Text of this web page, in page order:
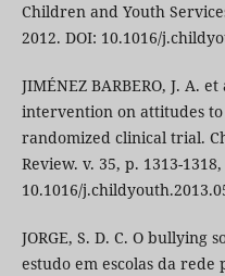
Children and Youth
2012. DOI: 10.1016/
JIMÉNEZ BARBERO, J. A.
intervention on attitudes
randomized clinical trial.
Review. v. 35, p. 1313-
10.1016/
JORGE, S. D. C. O bullying
estudo em escolas da rede